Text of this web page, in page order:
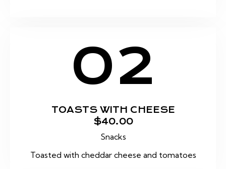
02
TOASTS WITH CHEESE
$40.00
Snacks
Toasted with cheddar cheese and tomatoes